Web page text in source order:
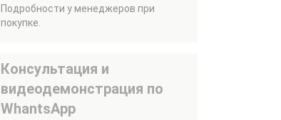
Подробности у менеджеров при
покупке.
Консультация и
видеодемонстрация по
WhantsApp